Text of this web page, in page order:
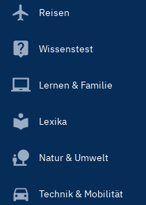
Reisen
Wissenstest
Lernen & Familie
Lexika
Natur & Umwelt
Technik & Mobilität